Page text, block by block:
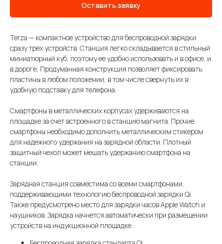
Оставить заявку
Terza — компактное устройство для беспроводной зарядки
сразу трех устройств. Станция легко складывается в стильный
миниатюрный куб, поэтому ее удобно использовать и в офисе, и
в дороге, Продуманная конструкция позволяет фиксировать
пластины в любом положении, в том числе свернуть их в
удобную подставку для телефона.
Смартфоны в металлических корпусах удерживаются на
площадке за счет встроенного в станцию магнита. Прочие
смартфоны необходимо дополнить металлическим стикером
для надежного удержания на зарядной области. Плотный
защитный чехол может мешать удержанию смартфона на
станции.
Зарядная станция совместима со всеми смартфонами,
поддерживающими технологию беспроводной зарядки Qi.
Также предусмотрено место для зарядки часов Apple Watch и
наушников. Зарядка начнется автоматически при размещении
устройств на индукционной площадке.